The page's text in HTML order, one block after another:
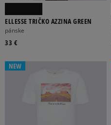
ELLESSE TRIČKO AZZINA GREEN
pánske
33 €
NEW